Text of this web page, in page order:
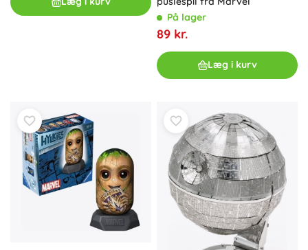
På lager
89 kr.
Læg i kurv